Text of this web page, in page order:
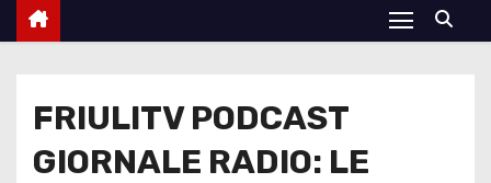
FRIULITV PODCAST
GIORNALE RADIO: LE